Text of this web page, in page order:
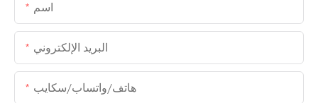
اسم
البريد الإلكتروني
هاتف/واتساب/سكايب